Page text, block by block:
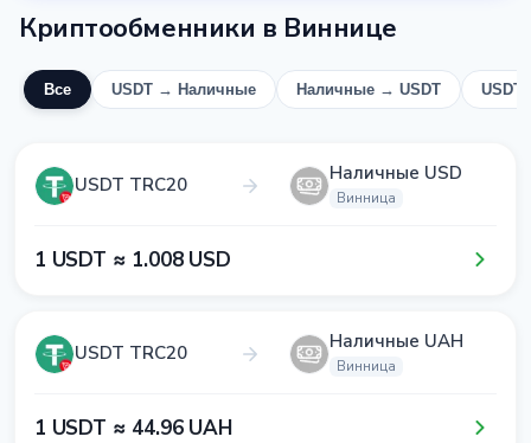
Криптообменники в Виннице
Все USDT → Наличные Наличные → USDT USDT
USDT TRC20 Наличные USD
Винница
1​ USDT ≈ 1​.0​0​8​ USD
USDT TRC20 Наличные UAH
Винница
1​ USDT ≈ 4​4​.9​6​ UAH